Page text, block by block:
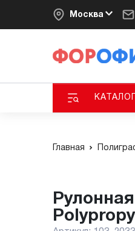
Москва
КАТАЛОГ
Главная
Рулонная пленка для печати HP Everyday Adhesive Matte